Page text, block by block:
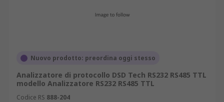
Nuovo prodotto: preordina oggi stesso
Analizzatore di protocollo DSD Tech RS232 RS485 TTL
modello Analizzatore RS232 RS485 TTL
Codice RS 888-204